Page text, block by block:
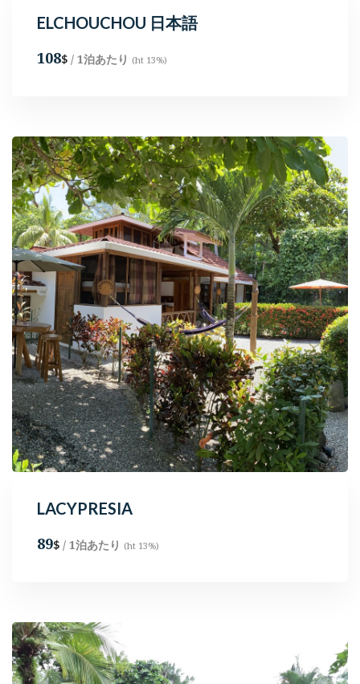
ELCHOUCHOU 日本語
108$ / 1泊あたり (ht 13%)
LACYPRESIA
89$ / 1泊あたり (ht 13%)